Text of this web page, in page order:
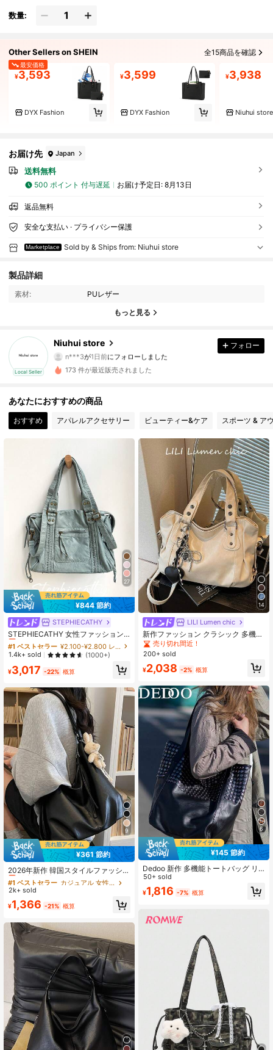
数量:
Other Sellers on SHEIN 全15商品を確認
最安価格
¥3,593
DYX Fashion
¥3,599
DYX Fashion
¥3,938
Niuhui store
お届け先 Japan
送料無料
500 ポイント 付与遅延 お届け予定日: 8月13日
返品無料
安全な支払い · プライバシー保護
Marketplace Sold by & Ships from: Niuhui store
製品詳細
素材: PUレザー
もっと見る
Local Seller
Niuhui store
3 フォロワー
n***3が1日前 にフォローしました
4.87
3 フォロワー
フォロー
173 件が最近販売されました
あなたにおすすめの商品
おすすめ アパレルアクセサリー ビューティー&ケア スポーツ & ア
27
¥844 節約
STEPHIECATHY
STEPHIECATHY 女性ファッション
カジュアルクールストリートスタイ
ルソフトウォッシュPU合成皮革ハン
ドバッグ、ジッパー開閉、ジッパー
ポケット、織り柄装飾、13インチノ
ートパソコン収納可能、調節可能な
デイリー、大学、通勤、旅行に使え
る、春夏新作、レディースハンドバ
ッグ、レディースギフト
#1 ベストセラー
売り切れ間近！
#1 ベストセラー
売り切れ間近！
#1 ベストセラー
売り切れ間近！
#1 ベストセラー
¥2,100-¥2,800 レディース トートバッグ
売り切れ間近！
1.4k+ sold (1000+)
¥3,017 -22% 概算
9
¥361 節約
2026年新作 韓国スタイルファッショ
ン多機能ビンテージ脇バッグ、レデ
ィースカジュアルトートバッグ大容
グ、パーティー、旅行、ギフトに適
しています(アクセサリー別売)
#1 ベストセラー
カジュアル 女性用トートバッグ
売り切れ間近！
#1 ベストセラー
売り切れ間近！
#1 ベストセラー
売り切れ間近！
#1 ベストセラー
売り切れ間近！
2k+ sold
¥1,366 -21% 概算
14
LILI Lumen chic
新作ファッション クラシック 多機能
通勤 無地 大容量 レトロ PU素材 ショ
ルダーバッグ ハンドバッグ 財布 ジ
ピング・旅行向け
売り切れ間近！
200+ sold
¥2,038 -2% 概算
6
¥145 節約
Dedoo 新作 多機能トートバッグ リ
ベット装飾 大容量 レディース ショ
ルダーバッグ 斜めがけバッグ 光沢パ
ターン 仕事・ショッピング・旅行向
50+ sold
¥1,816 -7% 概算